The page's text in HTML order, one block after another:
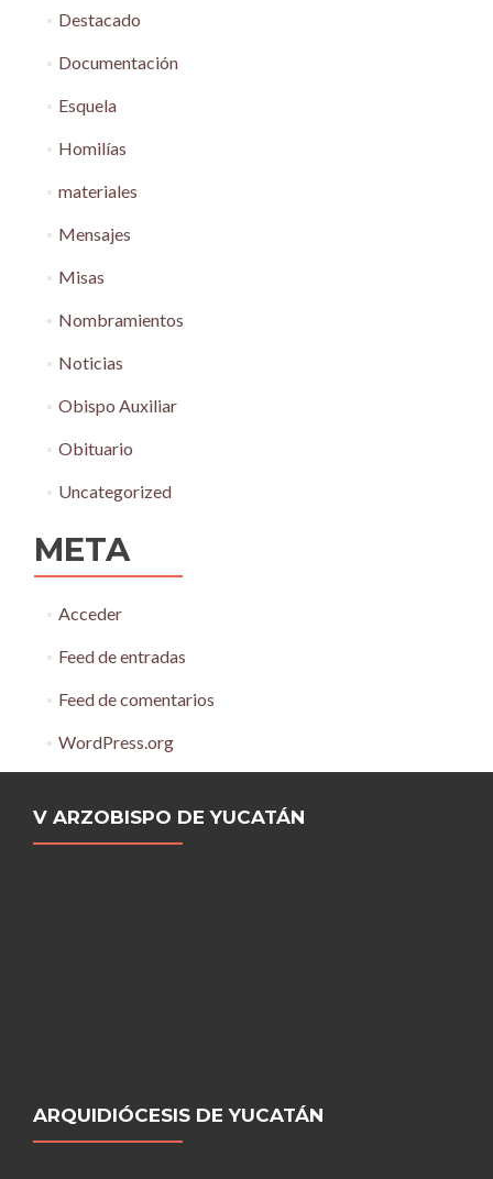
Destacado
Documentación
Esquela
Homilías
materiales
Mensajes
Misas
Nombramientos
Noticias
Obispo Auxiliar
Obituario
Uncategorized
META
Acceder
Feed de entradas
Feed de comentarios
WordPress.org
V ARZOBISPO DE YUCATÁN
ARQUIDIÓCESIS DE YUCATÁN